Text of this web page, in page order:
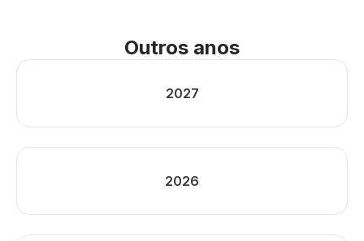
Outros anos
2027
2026